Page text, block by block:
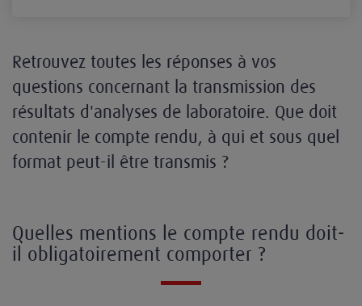
Retrouvez toutes les réponses à vos
questions concernant la transmission des
résultats d'analyses de laboratoire. Que doit
contenir le compte rendu, à qui et sous quel
format peut-il être transmis ?
Quelles mentions le compte rendu doit-
il obligatoirement comporter ?